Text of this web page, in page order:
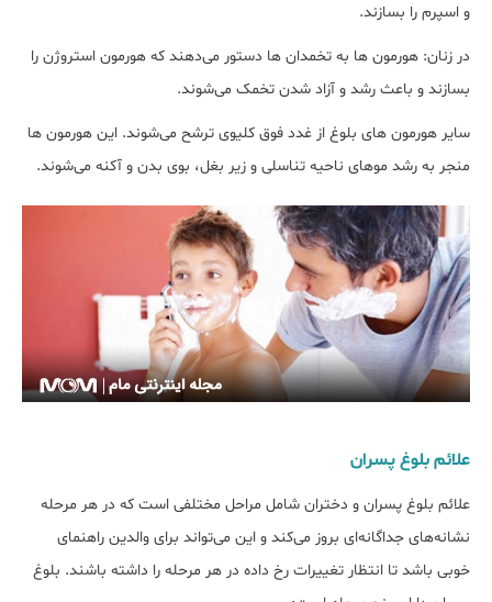
و اسپرم را بسازند.
در زنان: هورمون ها به تخمدان ها دستور می‌دهند که هورمون استروژن را
بسازند و باعث رشد و آزاد شدن تخمک می‌شوند.
سایر هورمون های بلوغ از غدد فوق کلیوی ترشح می‌شوند. این هورمون ها
منجر به رشد موهای ناحیه تناسلی و زیر بغل، بوی بدن و آکنه می‌شوند.
علائم بلوغ پسران
علائم بلوغ پسران و دختران شامل مراحل مختلفی است که در هر مرحله
نشانه‌های جداگانه‌ای بروز می‌کند و این می‌تواند برای والدین راهنمای
خوبی باشد تا انتظار تغییرات رخ داده در هر مرحله را داشته باشند. بلوغ